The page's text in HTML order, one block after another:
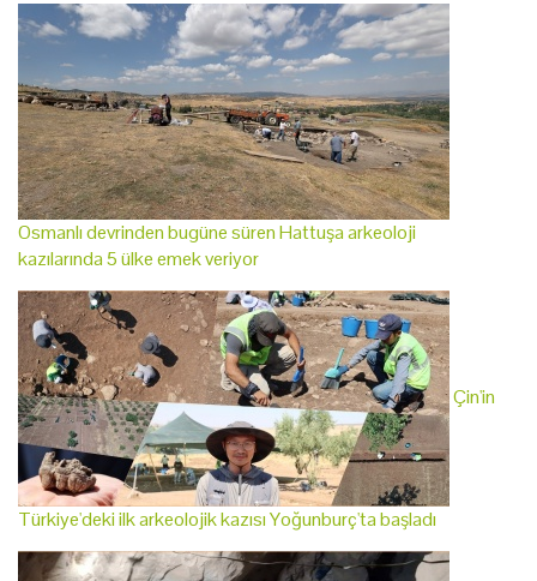
Osmanlı devrinden bugüne süren Hattuşa arkeoloji
kazılarında 5 ülke emek veriyor
Çin'in
Türkiye'deki ilk arkeolojik kazısı Yoğunburç'ta başladı